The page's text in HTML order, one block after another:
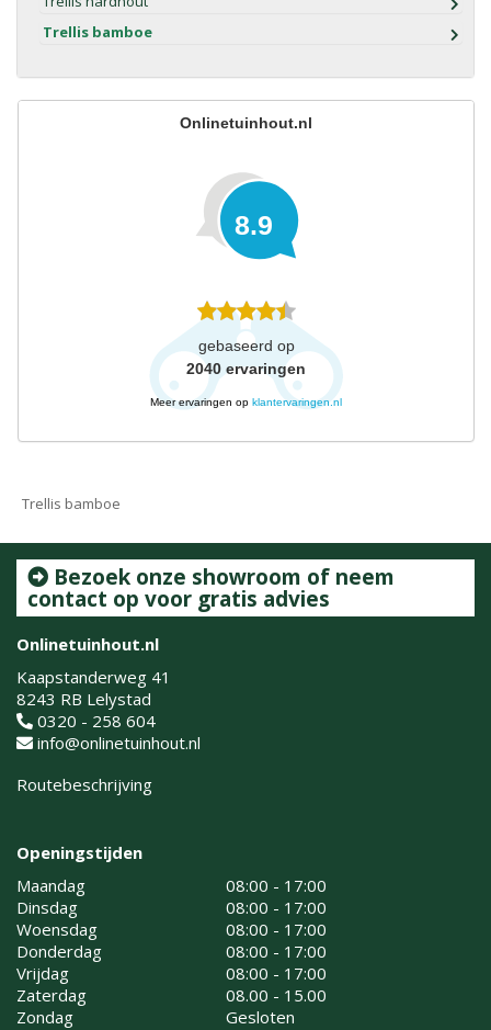
Trellis bamboe
Onlinetuinhout.nl
8.9
gebaseerd op
2040 ervaringen
Meer ervaringen op klantervaringen.nl
Trellis bamboe
Bezoek onze showroom of neem
contact op voor gratis advies
Onlinetuinhout.nl
Kaapstanderweg 41
8243 RB Lelystad
0320 - 258 604
info@onlinetuinhout.nl
Routebeschrijving
Openingstijden
Maandag
08:00 - 17:00
Dinsdag
08:00 - 17:00
Woensdag
08:00 - 17:00
Donderdag
08:00 - 17:00
Vrijdag
08:00 - 17:00
Zaterdag
08.00 - 15.00
Zondag
Gesloten